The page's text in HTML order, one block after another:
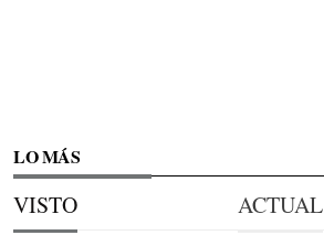
LO MÁS
VISTO ACTUAL